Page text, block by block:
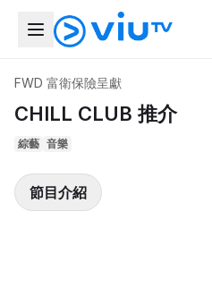
FWD 富衛保險呈獻
CHILL CLUB 推介
綜藝 音樂
節目介紹